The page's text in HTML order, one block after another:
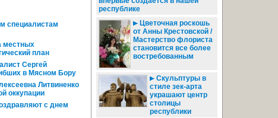
специалистам
местных
план
Сергей
в Мясном Бору
Литвиненко
оккупации
с днем
республике
Цветочная роскошь
от Анны Крестовской /
Мастерство флориста
становится все более
востребованным
Скульптуры в
стиле зек-арта
украшают центр
столицы
республики